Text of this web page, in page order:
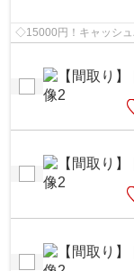
◇15000円！キャッシ